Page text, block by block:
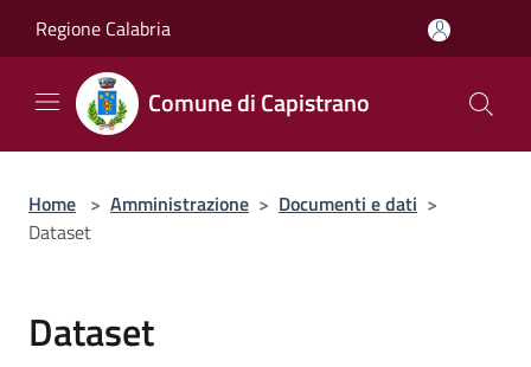
Regione Calabria
Comune di Capistrano
Home > Amministrazione > Documenti e dati >
Dataset
Dataset